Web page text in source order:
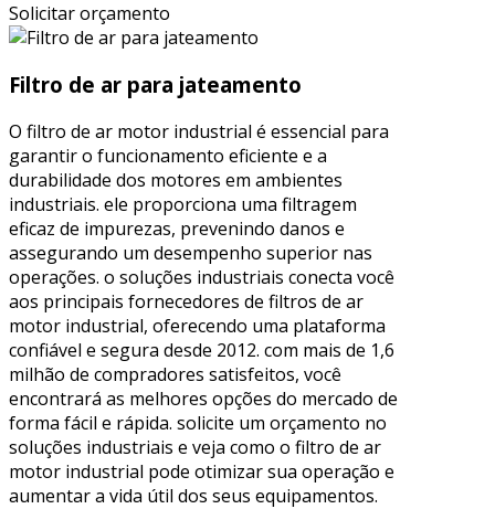
Solicitar orçamento
Filtro de ar para jateamento
O filtro de ar motor industrial é essencial para
garantir o funcionamento eficiente e a
durabilidade dos motores em ambientes
industriais. ele proporciona uma filtragem
eficaz de impurezas, prevenindo danos e
assegurando um desempenho superior nas
operações. o soluções industriais conecta você
aos principais fornecedores de filtros de ar
motor industrial, oferecendo uma plataforma
confiável e segura desde 2012. com mais de 1,6
milhão de compradores satisfeitos, você
encontrará as melhores opções do mercado de
forma fácil e rápida. solicite um orçamento no
soluções industriais e veja como o filtro de ar
motor industrial pode otimizar sua operação e
aumentar a vida útil dos seus equipamentos.